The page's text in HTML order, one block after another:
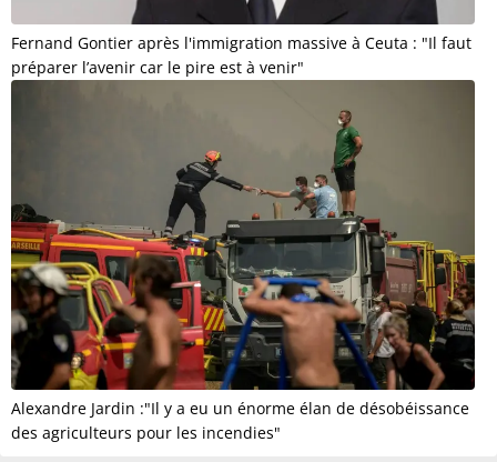
Fernand Gontier après l'immigration massive à Ceuta : "Il faut
préparer l’avenir car le pire est à venir"
Alexandre Jardin :"Il y a eu un énorme élan de désobéissance
des agriculteurs pour les incendies"